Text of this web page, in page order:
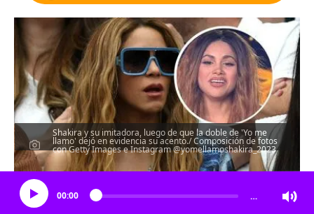
Shakira y su imitadora, luego de que la doble de 'Yo me
llamo' dejó en evidencia su acento./ Composición de fotos
con Getty Images e Instagram @yomellamoshakira_2023
Escucha el artículo
00:00 …